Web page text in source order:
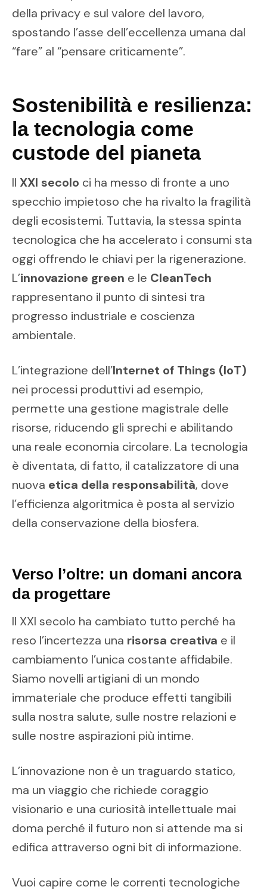
della privacy e sul valore del lavoro,
spostando l’asse dell’eccellenza umana dal
“fare” al “pensare criticamente”.
Sostenibilità e resilienza:
la tecnologia come
custode del pianeta
Il XXI secolo ci ha messo di fronte a uno
specchio impietoso che ha rivalto la fragilità
degli ecosistemi. Tuttavia, la stessa spinta
tecnologica che ha accelerato i consumi sta
oggi offrendo le chiavi per la rigenerazione.
L’innovazione green e le CleanTech
rappresentano il punto di sintesi tra
progresso industriale e coscienza
ambientale.
L’integrazione dell’Internet of Things (IoT)
nei processi produttivi ad esempio,
permette una gestione magistrale delle
risorse, riducendo gli sprechi e abilitando
una reale economia circolare. La tecnologia
è diventata, di fatto, il catalizzatore di una
nuova etica della responsabilità, dove
l’efficienza algoritmica è posta al servizio
della conservazione della biosfera.
Verso l’oltre: un domani ancora
da progettare
Il XXI secolo ha cambiato tutto perché ha
reso l’incertezza una risorsa creativa e il
cambiamento l’unica costante affidabile.
Siamo novelli artigiani di un mondo
immateriale che produce effetti tangibili
sulla nostra salute, sulle nostre relazioni e
sulle nostre aspirazioni più intime.
L’innovazione non è un traguardo statico,
ma un viaggio che richiede coraggio
visionario e una curiosità intellettuale mai
doma perché il futuro non si attende ma si
edifica attraverso ogni bit di informazione.
Vuoi capire come le correnti tecnologiche